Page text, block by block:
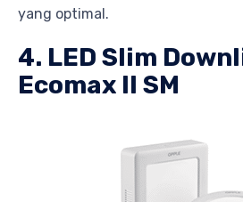
yang optimal.
4. LED Slim
Ecomax II SM